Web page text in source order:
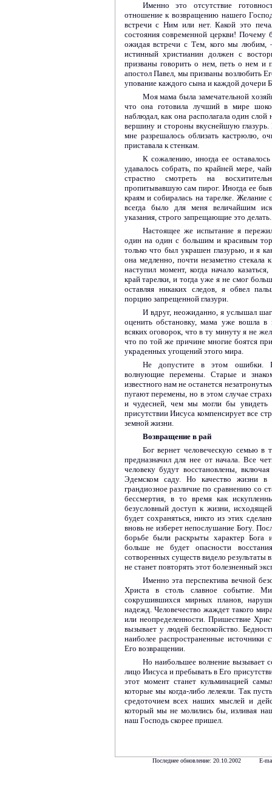
Именно это отсутствие
отношение к возвращению нашего
встречи с Ним или нет. Какой это
состояния современной церкви! Почему
ожидая встречи с Тем, кого мы
истинный христианин должен с
призваны говорить о нем, петь о нем и
апостол Павел, мы призваны возлюбить
упование каждого сына и каждой
Моя мама была замечательной
что она готовила лучший в мире
наблюдал, как она располагала один
вершину и стороны вкуснейшую глазурь.
мне разрешалось облизать кастрюлю,
приставала к стенкам.
К сожалению, иногда ее
удавалось собрать, по крайней мере,
страстно смотреть на
пропитывавшую сам пирог. Иногда ее
краям и собиралась на тарелке.
всегда было для меня величайшим
указания, строго запрещающие это делать.
Настоящее же испытание я
один на один с большим и красивым
только что был украшен глазурью, и я
она медленно, почти незаметно
наступил момент, когда начало
край тарелки, и тогда уже я не смог
оставляя никаких следов, я обвел
порцию запрещенной глазури.
И вдруг, неожиданно, я услышал
оценить обстановку, мама уже вошла в
всяких оговорок, что в ту минуту я не
что по той же причине многие боятся
украденных угощений этого мира.
Не допустите в этом ошибки.
волнующие перемены. Старые и
известного нам не останется
пугают перемены, но в этом случае
и чудесней, чем мы могли бы увидеть
присутствии Иисуса компенсирует все
земной жизни.
Возвращение в рай
Бог вернет человеческую семью в
предназначил для нее от начала. Все
человеку будут восстановлены,
Эдемском саду. Но качество жизни
грандиозное различие по сравнению со
бессмертия, в то время как
безусловный доступ к жизни,
будет сохраняться, никто из этих
вновь не изберет непослушание Богу.
борьбе были раскрыты характер Бога
больше не будет опасности
сотворенных существ видело результаты
не станет повторять этот болезненный
Именно эта перспектива вечной
Христа в столь славное событие.
сокрушившихся мирных планов,
надежд. Человечество жаждет такого
или неопределенности. Пришествие
вызывает у людей беспокойство.
наиболее распространенные источники
Его возвращении.
Но наибольшее волнение вызывает
лицо Иисуса и пребывать в Его
этот момент станет кульминацией
которые мы когда-либо лелеяли. Так
средоточием всех наших мыслей и
который мы не молились бы, изливая
наш Господь скорее пришел.
Последнее обновление: 20.10.2002 E-